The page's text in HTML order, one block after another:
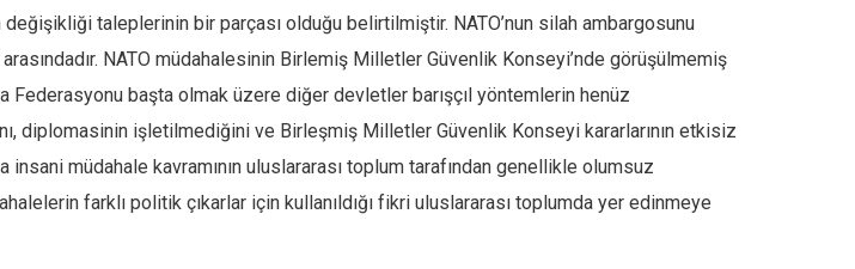
taleplerinin bir parçası olduğu belirtilmiştir. NATO’nun silah ambargosunu
NATO müdahalesinin Birlemiş Milletler Güvenlik Konseyi’nde görüşülmemiş
başta olmak üzere diğer devletler barışçıl yöntemlerin henüz
diplomasinin işletilmediğini ve Birleşmiş Milletler Güvenlik Konseyi kararlarının etkisiz
müdahale kavramının uluslararası toplum tarafından genellikle olumsuz
farklı politik çıkarlar için kullanıldığı fikri uluslararası toplumda yer edinmeye